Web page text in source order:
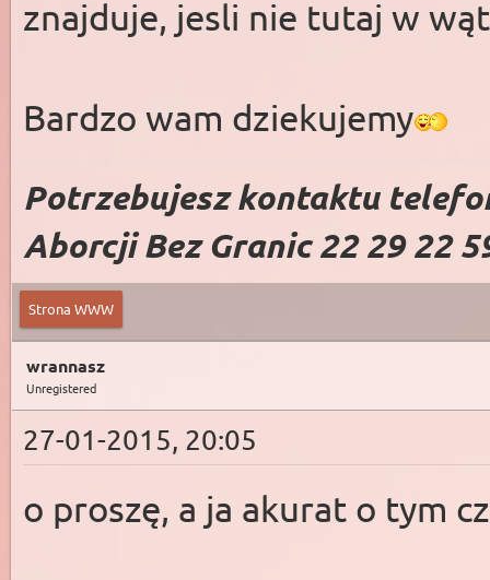
znajduje, jesli nie tutaj w
Bardzo wam dziekujemy
Potrzebujesz kontaktu
Aborcji Bez Granic 22 29 22
Strona WWW
wrannasz
Unregistered
27-01-2015, 20:05
o proszę, a ja akurat o tym